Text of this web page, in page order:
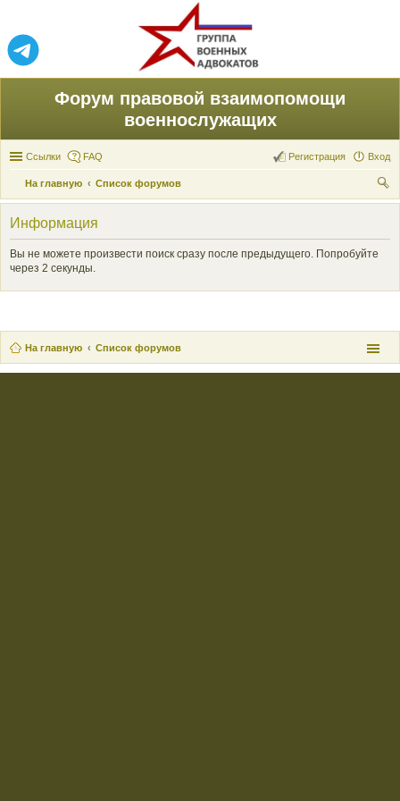
Форум правовой взаимопомощи
военнослужащих
Ссылки FAQ Вход
Регистрация
На главную
Список форумов
ои
Информация
Вы не можете произвести поиск сразу после предыдущего. Попробуйте
через 2 секунды.
На главную Список форумов